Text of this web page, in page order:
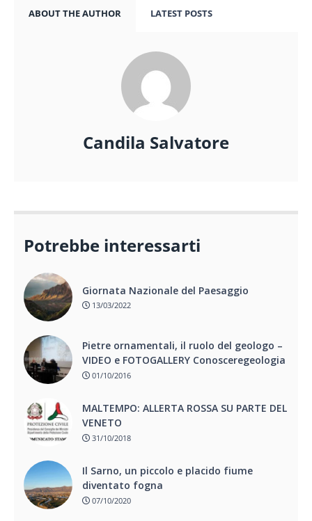
ABOUT THE AUTHOR LATEST POSTS
Candila Salvatore
Potrebbe interessarti
Giornata Nazionale del Paesaggio
13/03/2022
Pietre ornamentali, il ruolo del geologo –
VIDEO e FOTOGALLERY Conosceregeologia
01/10/2016
MALTEMPO: ALLERTA ROSSA SU PARTE DEL
VENETO
31/10/2018
Il Sarno, un piccolo e placido fiume
diventato fogna
07/10/2020